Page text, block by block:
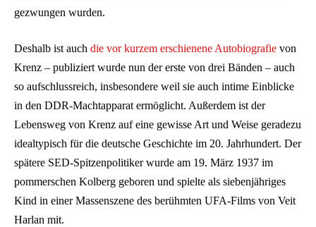
gezwungen wurden.
Deshalb ist auch die vor kurzem erschienene Autobiografie von
Krenz – publiziert wurde nun der erste von drei Bänden – auch
so aufschlussreich, insbesondere weil sie auch intime Einblicke
in den DDR-Machtapparat ermöglicht. Außerdem ist der
Lebensweg von Krenz auf eine gewisse Art und Weise geradezu
idealtypisch für die deutsche Geschichte im 20. Jahrhundert. Der
spätere SED-Spitzenpolitiker wurde am 19. März 1937 im
pommerschen Kolberg geboren und spielte als siebenjähriges
Kind in einer Massenszene des berühmten UFA-Films von Veit
Harlan mit.